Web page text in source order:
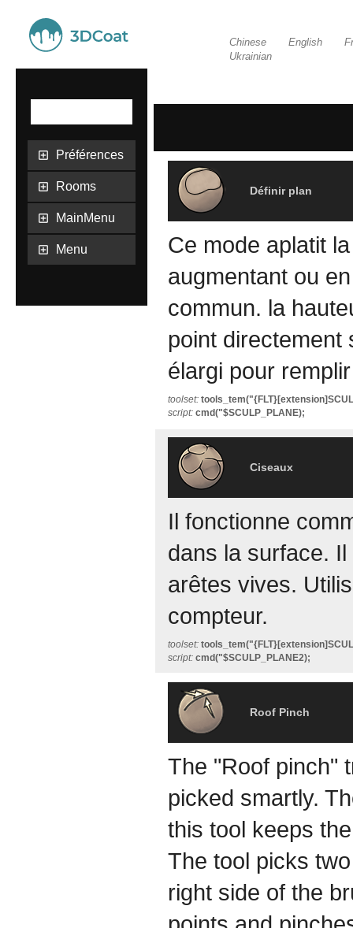
Préférences
Rooms
MainMenu
Menu
Chinese English
Ukrainian
Définir plan
Ce mode aplatit
augmentant ou
commun. la
point directement
élargi pour
toolset:
script: cmd("$SCULP_PLANE);
Ciseaux
Il fonctionne
dans la surface.
arêtes vives.
compteur.
toolset:
script: cmd("$SCULP_PLANE2);
Roof Pinch
The "Roof pinch"
picked smartly.
this tool keeps
The tool picks
right side of the